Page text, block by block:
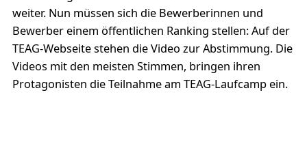
weiter. Nun müssen sich die Bewerberinnen und
Bewerber einem öffentlichen Ranking stellen: Auf der
TEAG-Webseite stehen die Video zur Abstimmung. Die
Videos mit den meisten Stimmen, bringen ihren
Protagonisten die Teilnahme am TEAG-Laufcamp ein.